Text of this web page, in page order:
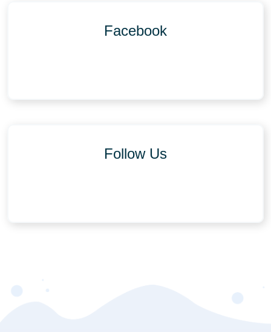
Facebook
Follow Us